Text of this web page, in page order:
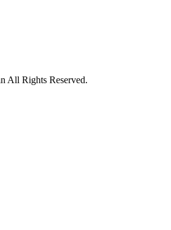
All Rights Reserved.